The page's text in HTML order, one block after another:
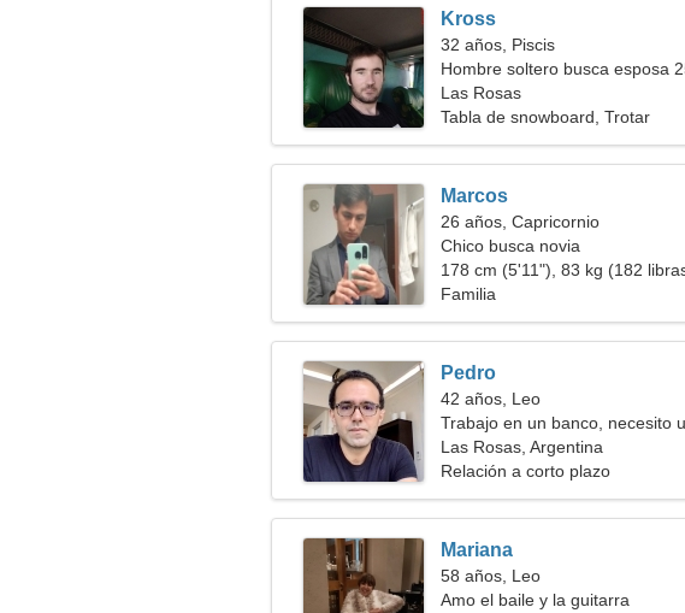
Kross
32 años, Piscis
Hombre soltero busca esposa
Las Rosas
Tabla de snowboard, Trotar
Marcos
26 años, Capricornio
Chico busca novia
178 cm (5'11"), 83 kg (182
Familia
Pedro
42 años, Leo
Trabajo en un banco, necesito
tímida
Las Rosas, Argentina
Relación a corto plazo
Mariana
58 años, Leo
Amo el baile y la guitarra